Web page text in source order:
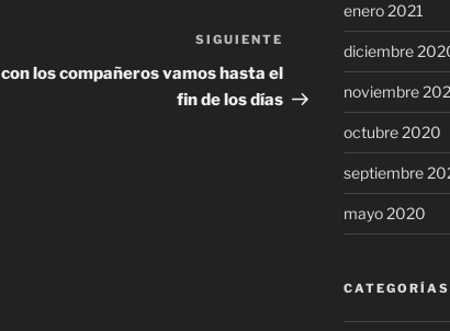
Siguiente
entrada
SIGUIENTE
con los compañeros vamos hasta el
fin de los días
enero 2021
diciembre
noviembre
octubre 2020
septiembre
mayo 2020
CATEGORÍAS